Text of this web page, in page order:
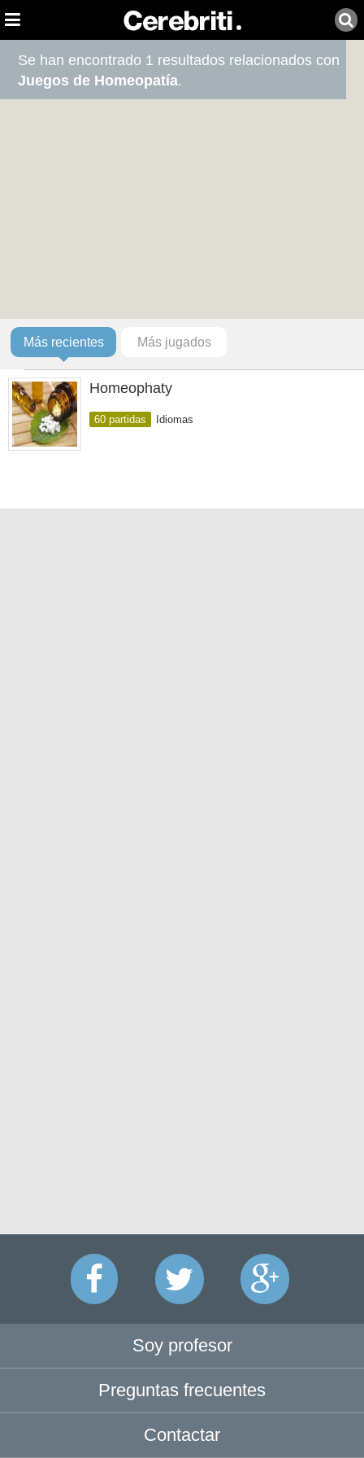
Se han encontrado 1 resultados relacionados con
Juegos de Homeopatía.
Más recientes Más jugados
Homeophaty
60 partidas Idiomas
Soy profesor
Preguntas frecuentes
Contactar